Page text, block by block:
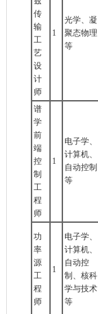
传
输
工
艺
设
计
师
1
光学、凝
聚态物理
等
谱
学
前
端
控
制
工
程
师
1
电子学、
计算机、
自动控制
等
功
率
源
工
程
师
1
电子学、
计算机、
自动控
制、核科
学与技术
等